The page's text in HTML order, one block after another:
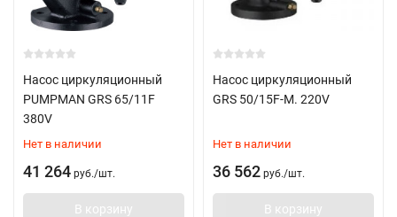
Насос циркуляционный
PUMPMAN GRS 65/11F
380V
Нет в наличии
41 264 руб./шт.
В корзину
Насос циркуляционный
GRS 50/15F-M. 220V
Нет в наличии
36 562 руб./шт.
В корзину